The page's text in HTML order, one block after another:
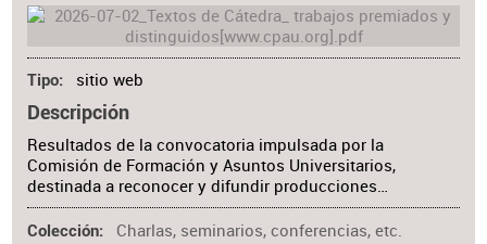
Tipo sitio web
Descripción
Resultados de la convocatoria impulsada por la
Comisión de Formación y Asuntos Universitarios,
destinada a reconocer y difundir producciones…
Colección Charlas, seminarios, conferencias, etc.